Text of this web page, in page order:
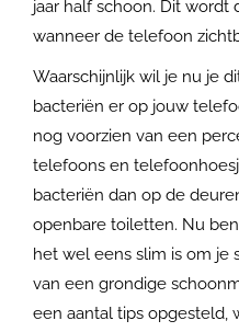
jaar half schoon. Dit wordt
wanneer de telefoon
Waarschijnlijk wil je nu je
bacteriën er op jouw
nog voorzien van een
telefoons en
bacteriën dan op de
openbare toiletten. Nu
het wel eens slim is om je
van een grondige
een aantal tips opgesteld,